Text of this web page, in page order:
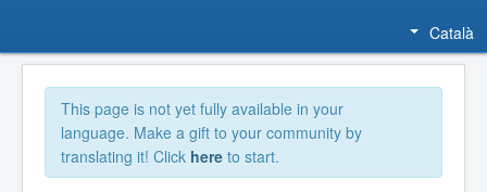
Català
This page is not yet fully available in your
language. Make a gift to your community by
translating it! Click here to start.